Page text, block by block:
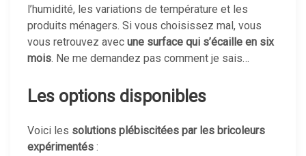
l’humidité, les variations de température et les
produits ménagers. Si vous choisissez mal, vous
vous retrouvez avec une surface qui s’écaille en six
mois. Ne me demandez pas comment je sais…
Les options disponibles
Voici les solutions plébiscitées par les bricoleurs
expérimentés :